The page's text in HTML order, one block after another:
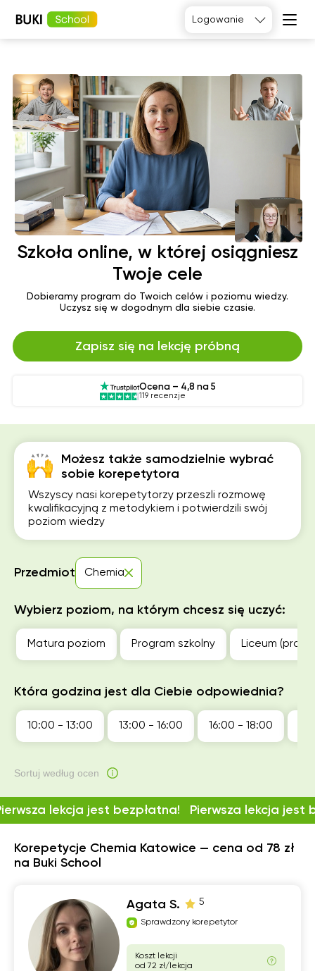
Matematyka
Fizyka
Język polski
Chemia
Biologia
francuski
niemiecki
Język
hiszpański
Logowanie
Korepetycje Chemia Katowice — cena od 78 zł
na Buki School
Agata S. 5
Sprawdzony korepetytor
Koszt lekcji
od 72 zł/lekcja
lekcja jest bezpłatna! Pierwsza lekcja jest
Możesz także samodzielnie wybrać
sobie korepetytora
Wszyscy nasi korepetytorzy przeszli rozmowę
kwalifikacyjną z metodykiem i potwierdzili swój
poziom wiedzy
Przedmiot Chemia
Wybierz poziom, na którym chcesz się uczyć:
Matura poziom Program szkolny Liceum (profil
Która godzina jest dla Ciebie odpowiednia?
10:00 - 13:00 13:00 - 16:00 16:00 - 18:00
Sortuj według ocen
Szkoła online, w której osiągniesz
Twoje cele
Dobieramy program do Twoich celów i poziomu wiedzy.
Uczysz się w dogodnym dla siebie czasie.
Zapisz się na lekcję próbną
Ocena – 4,8 na 5
119 recenzje
Tak, poproszę